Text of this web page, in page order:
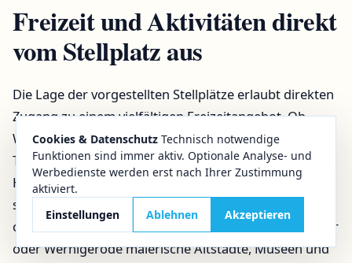
Cookies & Datenschutz Technisch notwendige
Funktionen sind immer aktiv. Optionale Analyse- und
Werbedienste werden erst nach Ihrer Zustimmung
aktiviert.
Einstellungen
Ablehnen Akzeptieren
Freizeit und Aktivitäten direkt
vom Stellplatz aus
Die Lage der vorgestellten Stellplätze erlaubt direkten
Zugang zu einem vielfältigen Freizeitangebot. Ob
Wandern auf dem Harzer-Hexen-Stieg, Mountainbike-
Touren rund um Torfhaus oder ein Besuch des
Harzturms – langweilig wird es hier nicht. Familien
schätzen Ziele wie den Miniaturenpark „Kleiner Harz“
oder Pullman City Harz. Kulturfreunde finden in Goslar
oder Wernigerode malerische Altstädte, Museen und